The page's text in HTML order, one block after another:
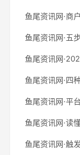
鱼尾资讯网·商
鱼尾资讯网·五
鱼尾资讯网
鱼尾资讯网·四
鱼尾资讯网·平
鱼尾资讯网·读
鱼尾资讯网·触